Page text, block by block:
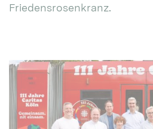
Friedensrosenkranz.